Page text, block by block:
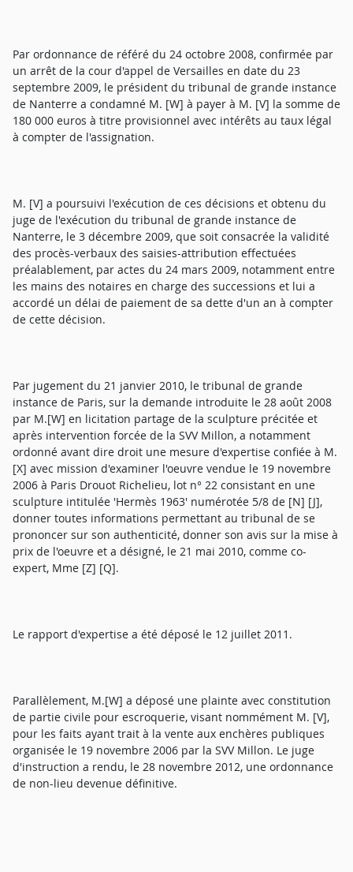
Par ordonnance de référé du 24 octobre 2008, confirmée par
un arrêt de la cour d'appel de Versailles en date du 23
septembre 2009, le président du tribunal de grande instance
de Nanterre a condamné M. [W] à payer à M. [V] la somme de
180 000 euros à titre provisionnel avec intérêts au taux légal
à compter de l'assignation.
M. [V] a poursuivi l'exécution de ces décisions et obtenu du
juge de l'exécution du tribunal de grande instance de
Nanterre, le 3 décembre 2009, que soit consacrée la validité
des procès-verbaux des saisies-attribution effectuées
préalablement, par actes du 24 mars 2009, notamment entre
les mains des notaires en charge des successions et lui a
accordé un délai de paiement de sa dette d'un an à compter
de cette décision.
Par jugement du 21 janvier 2010, le tribunal de grande
instance de Paris, sur la demande introduite le 28 août 2008
par M.[W] en licitation partage de la sculpture précitée et
après intervention forcée de la SVV Millon, a notamment
ordonné avant dire droit une mesure d'expertise confiée à M.
[X] avec mission d'examiner l'oeuvre vendue le 19 novembre
2006 à Paris Drouot Richelieu, lot n° 22 consistant en une
sculpture intitulée 'Hermès 1963' numérotée 5/8 de [N] [J],
donner toutes informations permettant au tribunal de se
prononcer sur son authenticité, donner son avis sur la mise à
prix de l'oeuvre et a désigné, le 21 mai 2010, comme co-
expert, Mme [Z] [Q].
Le rapport d'expertise a été déposé le 12 juillet 2011.
Parallèlement, M.[W] a déposé une plainte avec constitution
de partie civile pour escroquerie, visant nommément M. [V],
pour les faits ayant trait à la vente aux enchères publiques
organisée le 19 novembre 2006 par la SVV Millon. Le juge
d'instruction a rendu, le 28 novembre 2012, une ordonnance
de non-lieu devenue définitive.